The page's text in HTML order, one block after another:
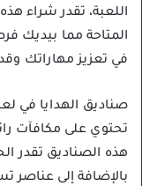
اللعبة، تقدر شراء
المتاحة مما بيديك
في تعزيز مهاراتك
تحتوي على مكافآت
هذه الصناديق تقدر
بالإضافة إلى عناصر